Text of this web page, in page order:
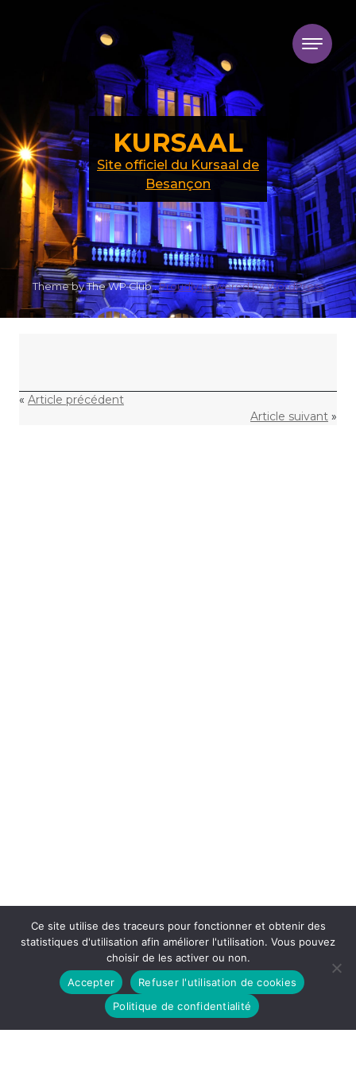
« Article précédent
Article suivant »
KURSAAL
Site officiel du Kursaal de
Besançon
Theme by The WP Club .Proudly powered by WordPress
Ce site utilise des traceurs pour fonctionner et obtenir des
statistiques d'utilisation afin améliorer l'utilisation. Vous pouvez
choisir de les activer ou non.
Accepter
Refuser l'utilisation de cookies
Politique de confidentialité